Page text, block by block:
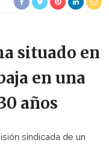
situado en
en una
años
sindicada de un